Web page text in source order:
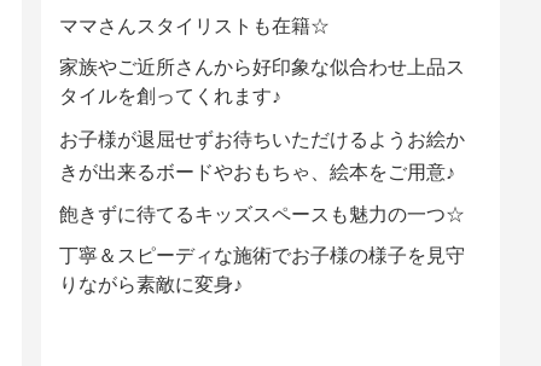
ママさんスタイリストも在籍☆
家族やご近所さんから好印象な似合わせ上品ス
タイルを創ってくれます♪
お子様が退屈せずお待ちいただけるようお絵か
きが出来るボードやおもちゃ、絵本をご用意♪
飽きずに待てるキッズスペースも魅力の一つ☆
丁寧＆スピーディな施術でお子様の様子を見守
りながら素敵に変身♪